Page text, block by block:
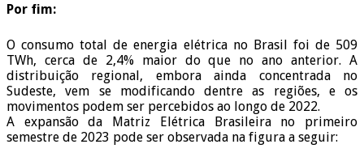
Por fim:
O consumo total de energia elétrica no Brasil foi de 509
TWh, cerca de 2,4% maior do que no ano anterior. A
distribuição regional, embora ainda concentrada no
Sudeste, vem se modificando dentre as regiões, e os
movimentos podem ser percebidos ao longo de 2022.
A expansão da Matriz Elétrica Brasileira no primeiro
semestre de 2023 pode ser observada na figura a seguir: